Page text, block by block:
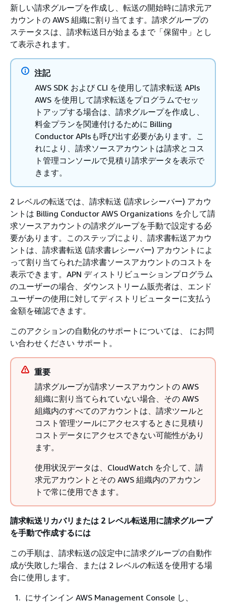
新しい請求グループを作成し、転送の開始時に請求元ア
カウントの AWS 組織に割り当てます。請求グループの
ステータスは、請求転送日が始まるまで「保留中」とし
て表示されます。
注記
AWS SDK および CLI を使用して請求転送 APIs
AWS を使用して請求転送をプログラムでセッ
トアップする場合は、請求グループを作成し、
料金プランを関連付けるために Billing
Conductor APIsも呼び出す必要があります。こ
れにより、請求ソースアカウントは請求とコス
ト管理コンソールで見積り請求データを表示で
きます。
2 レベルの転送では、請求転送 (請求レシーバー) アカウ
ントは Billing Conductor AWS Organizations を介して請
求ソースアカウントの請求グループを手動で設定する必
要があります。このステップにより、請求書転送アカウ
ントは、請求書転送 (請求書レシーバー) アカウントによ
って割り当てられた請求書ソースアカウントのコストを
表示できます。APN ディストリビューションプログラム
のユーザーの場合、ダウンストリーム販売者は、エンド
ユーザーの使用に対してディストリビューターに支払う
金額を確認できます。
このアクションの自動化のサポートについては、 にお問
い合わせください サポート。
重要
請求グループが請求ソースアカウントの AWS
組織に割り当てられていない場合、その AWS
組織内のすべてのアカウントは、請求ツールと
コスト管理ツールにアクセスするときに見積り
コストデータにアクセスできない可能性があり
ます。
使用状況データは、CloudWatch を介して、請
求元アカウントとその AWS 組織内のアカウン
トで常に使用できます。
請求転送リカバリまたは 2 レベル転送用に請求グループ
を手動で作成するには
この手順は、請求転送の設定中に請求グループの自動作
成が失敗した場合、または 2 レベルの転送を使用する場
合に使用します。
にサインイン AWS Management Console し、